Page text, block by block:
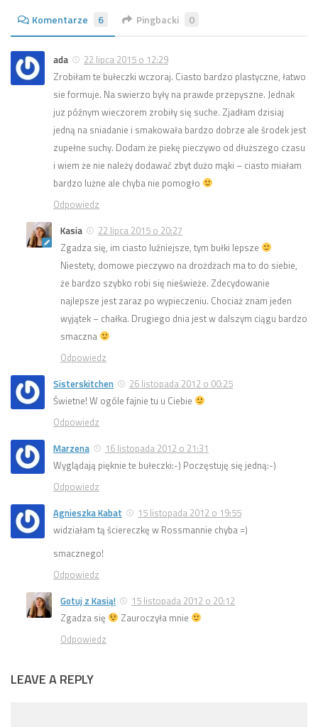
Komentarze 6 Pingbacki 0
ada
22 lipca 2015 o 12:29
Zrobiłam te bułeczki wczoraj. Ciasto bardzo plastyczne, łatwo
sie formuje. Na swierzo były na prawde przepyszne. Jednak
juz późnym wieczorem zrobiły się suche. Zjadłam dzisiaj
jedną na sniadanie i smakowała bardzo dobrze ale środek jest
zupełne suchy. Dodam że piekę pieczywo od dłuższego czasu
i wiem że nie należy dodawać zbyt dużo mąki – ciasto miałam
bardzo lużne ale chyba nie pomogło
Odpowiedz
Kasia
22 lipca 2015 o 20:27
Zgadza się, im ciasto luźniejsze, tym bułki lepsze
Niestety, domowe pieczywo na drożdżach ma to do siebie,
że bardzo szybko robi się nieświeże. Zdecydowanie
najlepsze jest zaraz po wypieczeniu. Chociaż znam jeden
wyjątek – chałka. Drugiego dnia jest w dalszym ciągu bardzo
smaczna
Odpowiedz
Sisterskitchen
26 listopada 2012 o 00:25
Świetne! W ogóle fajnie tu u Ciebie
Odpowiedz
Marzena
16 listopada 2012 o 21:31
Wyglądają pięknie te bułeczki:-) Poczęstuję się jedną:-)
Odpowiedz
Agnieszka Kabat
15 listopada 2012 o 19:55
widziałam tą ściereczkę w Rossmannie chyba =)
smacznego!
Odpowiedz
Gotuj z Kasią!
15 listopada 2012 o 20:12
Zgadza się
Zauroczyła mnie
Odpowiedz
LEAVE A REPLY